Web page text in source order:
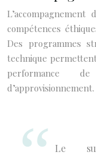
compétences
Des programmes
technique
performance
d’approvisionnement.
Le